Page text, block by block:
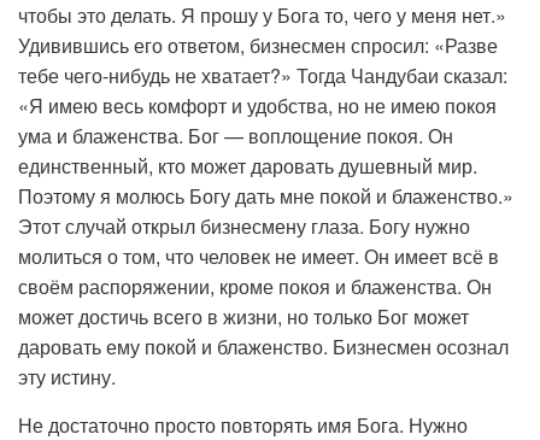
чтобы это делать. Я прошу у Бога то, чего у меня нет.»
Удивившись его ответом, бизнесмен спросил: «Разве
тебе чего-нибудь не хватает?» Тогда Чандубаи сказал:
«Я имею весь комфорт и удобства, но не имею покоя
ума и блаженства. Бог — воплощение покоя. Он
единственный, кто может даровать душевный мир.
Поэтому я молюсь Богу дать мне покой и блаженство.»
Этот случай открыл бизнесмену глаза. Богу нужно
молиться о том, что человек не имеет. Он имеет всё в
своём распоряжении, кроме покоя и блаженства. Он
может достичь всего в жизни, но только Бог может
даровать ему покой и блаженство. Бизнесмен осознал
эту истину.
Не достаточно просто повторять имя Бога. Нужно